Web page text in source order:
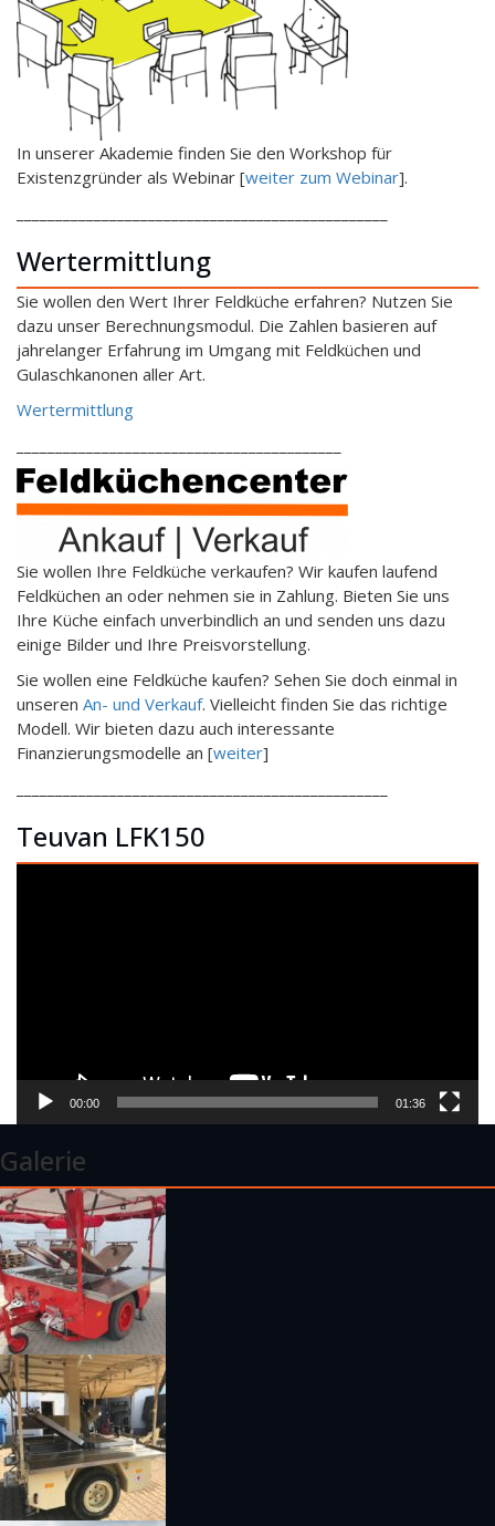
In unserer Akademie finden Sie den Workshop für
Existenzgründer als Webinar [weiter zum Webinar].
Wertermittlung
Sie wollen den Wert Ihrer Feldküche erfahren? Nutzen Sie
dazu unser Berechnungsmodul. Die Zahlen basieren auf
jahrelanger Erfahrung im Umgang mit Feldküchen und
Gulaschkanonen aller Art.
Wertermittlung
Sie wollen Ihre Feldküche verkaufen? Wir kaufen laufend
Feldküchen an oder nehmen sie in Zahlung. Bieten Sie uns
Ihre Küche einfach unverbindlich an und senden uns dazu
einige Bilder und Ihre Preisvorstellung.
Sie wollen eine Feldküche kaufen? Sehen Sie doch einmal in
unseren An- und Verkauf. Vielleicht finden Sie das richtige
Modell. Wir bieten dazu auch interessante
Finanzierungsmodelle an [weiter]
Teuvan LFK150
00:00 01:36
Galerie